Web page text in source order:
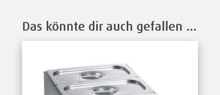
Das könnte dir auch gefallen …